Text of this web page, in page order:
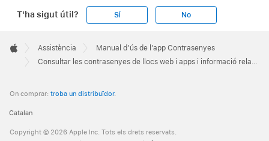
T'ha sigut útil? Sí No
Footer

Apple
Assistència
Manual d’ús de l’app Contrasenyes
Consultar les contrasenyes de llocs web i apps i informació relacionada al Mac
On comprar: troba un distribuïdor.
Catalan
Copyright © 2026 Apple Inc. Tots els drets reservats.